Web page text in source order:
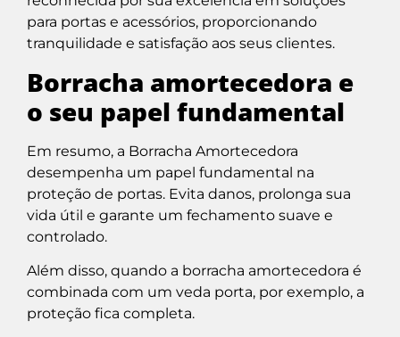
para portas e acessórios, proporcionando
tranquilidade e satisfação aos seus clientes.
Borracha amortecedora e
o seu papel fundamental
Em resumo, a Borracha Amortecedora
desempenha um papel fundamental na
proteção de portas. Evita danos, prolonga sua
vida útil e garante um fechamento suave e
controlado.
Além disso, quando a borracha amortecedora é
combinada com um veda porta, por exemplo, a
proteção fica completa.